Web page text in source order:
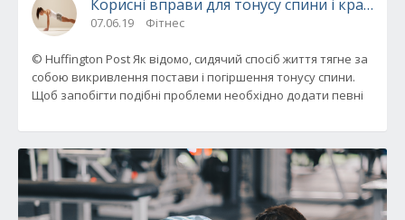
Корисні вправи для тонусу спини і
07.06.19 Фітнес
© Huffington Post Як відомо, сидячий спосіб життя тягне за
собою викривлення постави і погіршення тонусу спини.
Щоб запобігти подібні проблеми необхідно додати певні